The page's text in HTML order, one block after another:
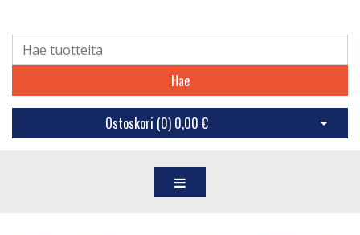
Hae
Ostoskori (0) 0,00 € Avaa